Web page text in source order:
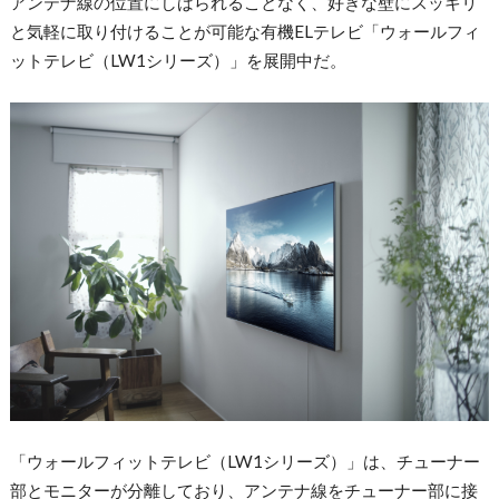
と気軽に取り付けることが可能な有機ELテレビ「ウォールフィ
ットテレビ（LW1シリーズ）」を展開中だ。
「ウォールフィットテレビ（LW1シリーズ）」は、チューナー
部とモニターが分離しており、アンテナ線をチューナー部に接